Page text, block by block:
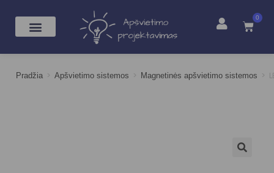
0
Pradžia > Apšvietimo sistemos > Magnetinės apšvietimo sistemos >